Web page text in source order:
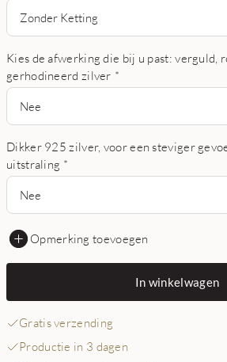
Zonder Ketting
Kies de afwerking die bij u past: verguld,
gerhodineerd zilver *
Nee
Dikker 925 zilver, voor een steviger
uitstraling *
Nee
Opmerking toevoegen
In winkelwagen
Gratis verzending
Productie in 3 dagen